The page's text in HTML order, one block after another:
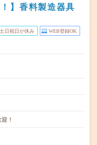
】香料製造器具
土日祝日が休み WEB登録OK
！